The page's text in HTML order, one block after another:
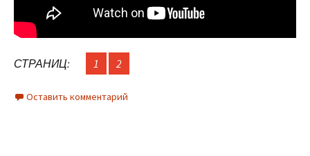
СТРАНИЦ: 1 2
Оставить комментарий